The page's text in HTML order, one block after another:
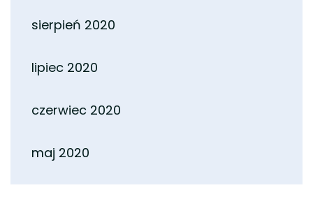
sierpień 2020
lipiec 2020
czerwiec 2020
maj 2020